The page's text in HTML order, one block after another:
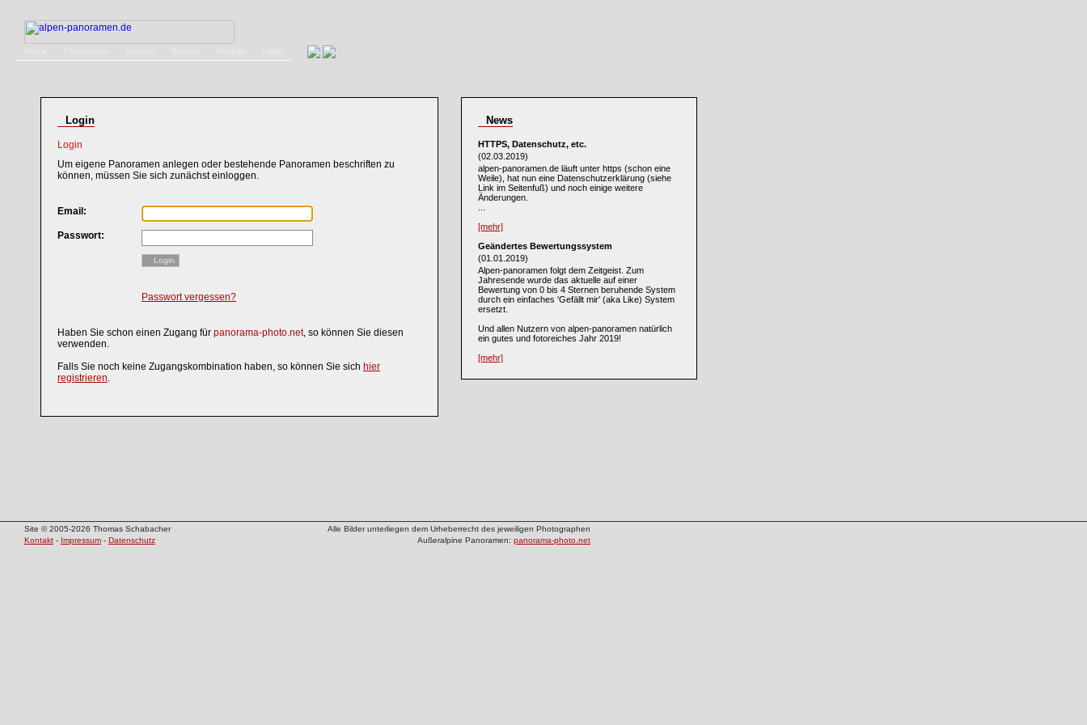
Login
Login
Um eigene Panoramen anlegen oder bestehende Panoramen beschriften zu
können, müssen Sie sich zunächst einloggen.
Email:
Passwort:
Login
Passwort vergessen?
Haben Sie schon einen Zugang für panorama-photo.net, so können Sie diesen
verwenden.
Falls Sie noch keine Zugangskombination haben, so können Sie sich hier
registrieren.
News
HTTPS, Datenschutz, etc.
(02.03.2019)
alpen-panoramen.de läuft unter https (schon eine
Weile), hat nun eine Datenschutzerklärung (siehe
Link im Seitenfuß) und noch einige weitere
Änderungen.
[mehr]
Geändertes Bewertungssystem
(01.01.2019)
Alpen-panoramen folgt dem Zeitgeist. Zum
Jahresende wurde das aktuelle auf einer
Bewertung von 0 bis 4 Sternen beruhende System
durch ein einfaches 'Gefällt mir' (aka Like) System
ersetzt.
Und allen Nutzern von alpen-panoramen natürlich
ein gutes und fotoreiches Jahr 2019!
[mehr]
Site © 2005-2026 Thomas Schabacher
Alle Bilder unterliegen dem Urheberrecht des jeweiligen Photographen
Kontakt - Impressum - Datenschutz Außeralpine Panoramen: panorama-photo.net